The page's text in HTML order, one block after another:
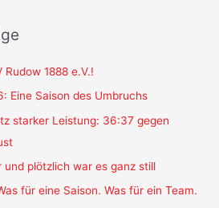
1888 e.V.!
Eine Saison des Umbruchs
starker Leistung: 36:37 gegen
und plötzlich war es ganz still
für eine Saison. Was für ein Team.